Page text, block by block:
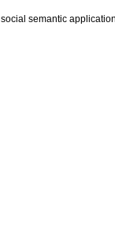
social semantic